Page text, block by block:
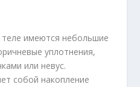
имеются небольшие
уплотнения,
или невус.
собой накопление